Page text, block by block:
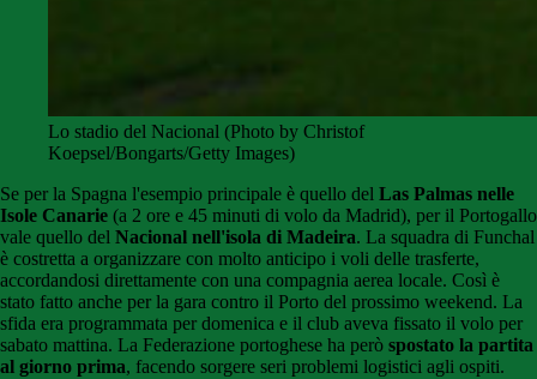
Lo stadio del Nacional (Photo by Christof
Koepsel/Bongarts/Getty Images)
Se per la Spagna l'esempio principale è quello del Las Palmas nelle
Isole Canarie (a 2 ore e 45 minuti di volo da Madrid), per il Portogallo
vale quello del Nacional nell'isola di Madeira. La squadra di Funchal
è costretta a organizzare con molto anticipo i voli delle trasferte,
accordandosi direttamente con una compagnia aerea locale. Così è
stato fatto anche per la gara contro il Porto del prossimo weekend. La
sfida era programmata per domenica e il club aveva fissato il volo per
sabato mattina. La Federazione portoghese ha però spostato la partita
al giorno prima, facendo sorgere seri problemi logistici agli ospiti.